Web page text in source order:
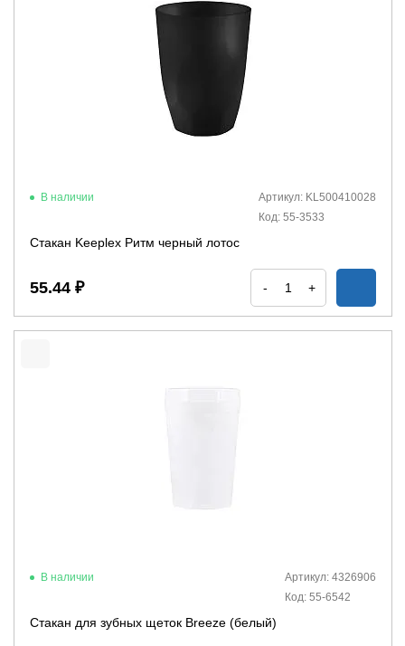
В наличии
Артикул: KL500410028
Код: 55-3533
Стакан Keeplex Ритм черный лотос
55.44 ₽ - +
В наличии
Артикул: 4326906
Код: 55-6542
Стакан для зубных щеток Breeze (белый)